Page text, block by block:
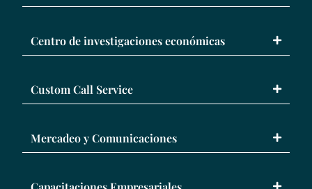
Centro de investigaciones económicas
Custom Call Service
Mercadeo y Comunicaciones